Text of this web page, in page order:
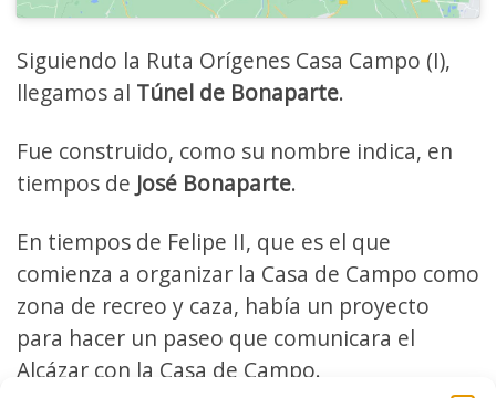
Siguiendo la Ruta Orígenes Casa Campo (I),
llegamos al Túnel de Bonaparte.
Fue construido, como su nombre indica, en
tiempos de José Bonaparte.
En tiempos de Felipe II, que es el que
comienza a organizar la Casa de Campo como
zona de recreo y caza, había un proyecto
para hacer un paseo que comunicara el
Alcázar con la Casa de Campo.